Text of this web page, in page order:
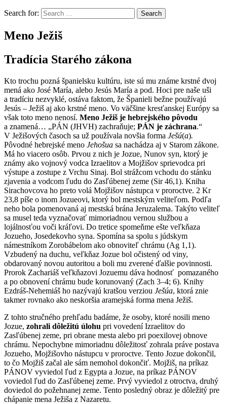
Search for:
Meno Ježiš
Tradícia Starého zákona
Kto trochu pozná španielsku kultúru, iste sú mu známe krstné dvoj
mená ako José María, alebo Jesús María a pod. Hoci pre naše uši
a tradíciu nezvyklé, ostáva faktom, že Španieli bežne používajú
Jesús – Ježiš aj ako krstné meno. Vo väčšine kresťanskej Európy sa
však toto meno nenosí. Meno Ježiš je hebrejského pôvodu
a znamená… „PÁN (JHVH) zachraňuje; PÁN je záchrana.“
V Ježišových časoch sa už používala novšia forma Ješú(a).
Pôvodné hebrejské meno Jehošua sa nachádza aj v Starom zákone.
Má ho viacero osôb. Prvou z nich je Jozue, Nunov syn, ktorý je
známy ako vojnový vodca Izraelitov a Mojžišov sprievodca pri
výstupe a zostupe z Vrchu Sinaj. Bol strážcom vchodu do stánku
zjavenia a vodcom ľudu do Zasľúbenej zeme (Sir 46,1). Kniha
Sirachovcova ho preto volá Mojžišov nástupca v proroctve. 2 Kr
23,8 píše o inom Jozueovi, ktorý bol mestským veliteľom. Podľa
neho bola pomenovaná aj mestská brána Jeruzalema. Takýto veliteľ
sa musel teda vyznačovať mimoriadnou vernou službou a
lojálnosťou voči kráľovi. Do tretice spomeňme ešte veľkňaza
Jozueho, Josedekovho syna. Spomína sa spolu s júdskym
námestníkom Zorobábelom ako obnoviteľ chrámu (Ag 1,1).
Vzbudený na duchu, veľkňaz Jozue bol očistený od viny,
obdarovaný novou autoritou a boli mu zverené ďalšie povinnosti.
Prorok Zachariáš veľkňazovi Jozuemu dáva hodnosť pomazaného
a po obnovení chrámu bude korunovaný (Zach 3–4; 6). Knihy
Ezdráš-Nehemiáš ho nazývajú kratšou verziou Ješúa, ktorá znie
takmer rovnako ako neskoršia aramejská forma mena Ježiš.
Z tohto stručného prehľadu badáme, že osoby, ktoré nosili meno
Jozue, zohrali dôležitú úlohu pri vovedení Izraelitov do
Zasľúbenej zeme, pri obrane mesta alebo pri poexilovej obnove
chrámu. Nepochybne mimoriadnu dôležitosť zohrala práve postava
Jozueho, Mojžišovho nástupcu v proroctve. Tento Jozue dokončil,
to čo Mojžiš začal ale sám nemohol dokončiť. Mojžiš, na príkaz
PÁNOV vyviedol ľud z Egypta a Jozue, na príkaz PÁNOV
voviedol ľud do Zasľúbenej zeme. Prvý vyviedol z otroctva, druhý
doviedol do požehnanej zeme. Tento posledný obraz je dôležitý pre
chápanie mena Ježiša z Nazaretu.